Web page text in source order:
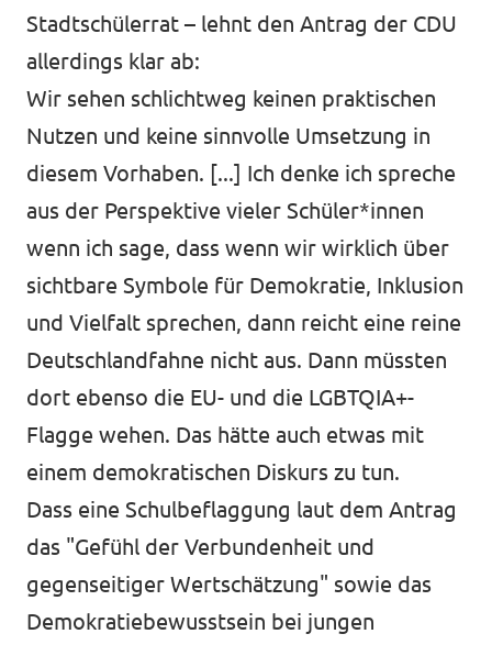
Stadtschülerrat – lehnt den Antrag der CDU
allerdings klar ab:
Wir sehen schlichtweg keinen praktischen
Nutzen und keine sinnvolle Umsetzung in
diesem Vorhaben. [...] Ich denke ich spreche
aus der Perspektive vieler Schüler*innen
wenn ich sage, dass wenn wir wirklich über
sichtbare Symbole für Demokratie, Inklusion
und Vielfalt sprechen, dann reicht eine reine
Deutschlandfahne nicht aus. Dann müssten
dort ebenso die EU- und die LGBTQIA+-
Flagge wehen. Das hätte auch etwas mit
einem demokratischen Diskurs zu tun.
Dass eine Schulbeflaggung laut dem Antrag
das "Gefühl der Verbundenheit und
gegenseitiger Wertschätzung" sowie das
Demokratiebewusstsein bei jungen